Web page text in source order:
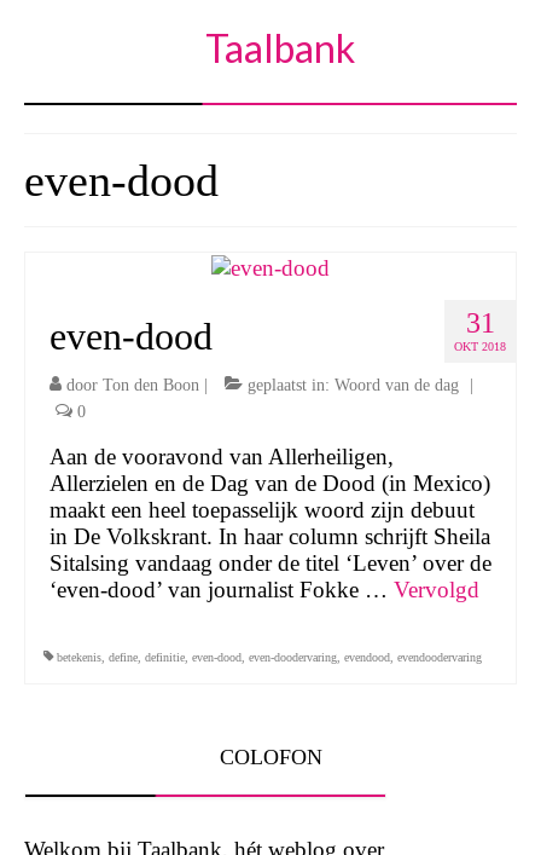
Taalbank
even-dood
31
OKT 2018
even-dood
door Ton den Boon | geplaatst in: Woord van de dag
|
0
Aan de vooravond van Allerheiligen,
Allerzielen en de Dag van de Dood (in Mexico)
maakt een heel toepasselijk woord zijn debuut
in De Volkskrant. In haar column schrijft Sheila
Sitalsing vandaag onder de titel ‘Leven’ over de
‘even-dood’ van journalist Fokke … Vervolgd
betekenis define definitie even-dood even-doodervaring evendood evendoodervaring
COLOFON
Welkom bij Taalbank, hét weblog over